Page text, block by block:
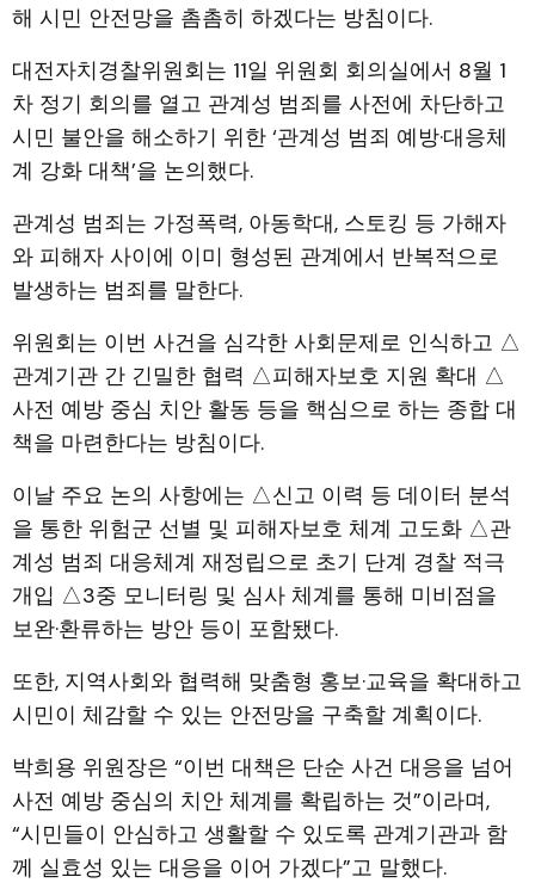
해 시민 안전망을 촘촘히 하겠다는 방침이다.
대전자치경찰위원회는 11일 위원회 회의실에서 8월 1
차 정기 회의를 열고 관계성 범죄를 사전에 차단하고
시민 불안을 해소하기 위한 ‘관계성 범죄 예방·대응체
계 강화 대책’을 논의했다.
관계성 범죄는 가정폭력, 아동학대, 스토킹 등 가해자
와 피해자 사이에 이미 형성된 관계에서 반복적으로
발생하는 범죄를 말한다.
위원회는 이번 사건을 심각한 사회문제로 인식하고 △
관계기관 간 긴밀한 협력 △피해자보호 지원 확대 △
사전 예방 중심 치안 활동 등을 핵심으로 하는 종합 대
책을 마련한다는 방침이다.
이날 주요 논의 사항에는 △신고 이력 등 데이터 분석
을 통한 위험군 선별 및 피해자보호 체계 고도화 △관
계성 범죄 대응체계 재정립으로 초기 단계 경찰 적극
개입 △3중 모니터링 및 심사 체계를 통해 미비점을
보완·환류하는 방안 등이 포함됐다.
또한, 지역사회와 협력해 맞춤형 홍보·교육을 확대하고
시민이 체감할 수 있는 안전망을 구축할 계획이다.
박희용 위원장은 “이번 대책은 단순 사건 대응을 넘어
사전 예방 중심의 치안 체계를 확립하는 것”이라며,
“시민들이 안심하고 생활할 수 있도록 관계기관과 함
께 실효성 있는 대응을 이어 가겠다”고 말했다.